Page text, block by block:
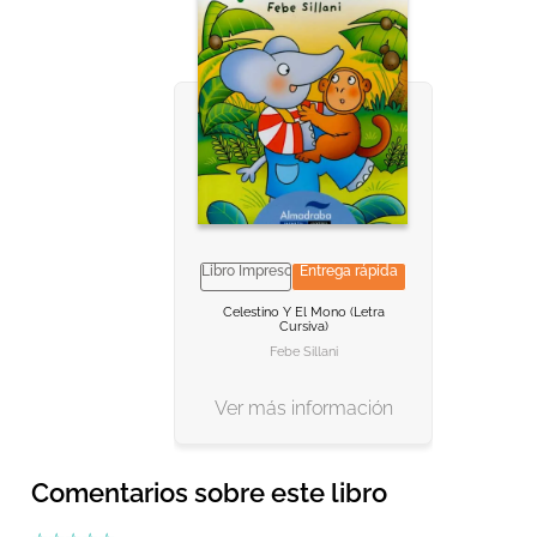
AGREGAR AL CARRITO
AGREGAR AL CARRITO
Libro Impreso Entrega rápida
Celestino Y El Mono (letra
Cursiva)
Febe Sillani
Ver más información
Comentarios sobre este libro